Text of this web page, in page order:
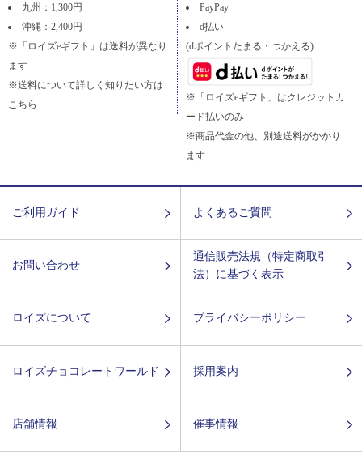
九州：1,300円
沖縄：2,400円
※「ロイズeギフト」は送料が異なり
ます
※送料について詳しく知りたい方は
こちら
PayPay
d払い
(dポイントたまる・つかえる)
※「ロイズeギフト」はクレジットカ
ード払いのみ
※商品代金の他、別途送料がかかり
ます
ご利用ガイド よくあるご質問
お問い合わせ
通信販売法規（特定商取引
法）に基づく表示
ロイズについて プライバシーポリシー
ロイズチョコレートワールド 採用案内
店舗情報 催事情報